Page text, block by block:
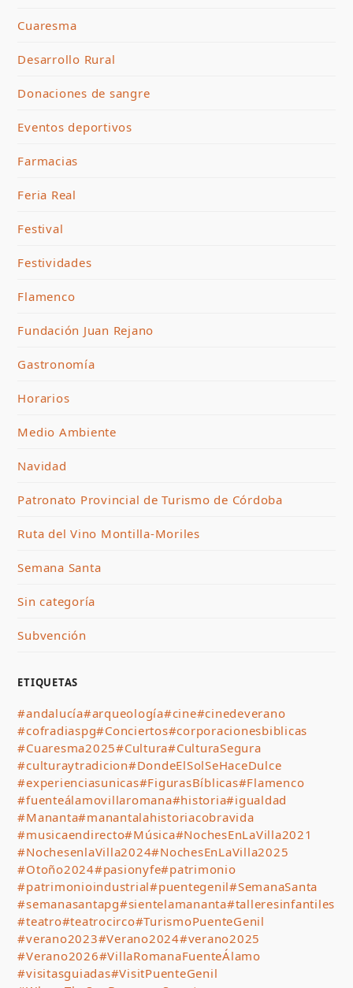
Cuaresma
Desarrollo Rural
Donaciones de sangre
Eventos deportivos
Farmacias
Feria Real
Festival
Festividades
Flamenco
Fundación Juan Rejano
Gastronomía
Horarios
Medio Ambiente
Navidad
Patronato Provincial de Turismo de Córdoba
Ruta del Vino Montilla-Moriles
Semana Santa
Sin categoría
Subvención
ETIQUETAS
#andalucía#arqueología#cine#cinedeverano
#cofradiaspg#Conciertos#corporacionesbiblicas
#Cuaresma2025#Cultura#CulturaSegura
#culturaytradicion#DondeElSolSeHaceDulce
#experienciasunicas#FigurasBíblicas#Flamenco
#fuenteálamovillaromana#historia#igualdad
#Mananta#manantalahistoriacobravida
#musicaendirecto#Música#NochesEnLaVilla2021
#NochesenlaVilla2024#NochesEnLaVilla2025
#Otoño2024#pasionyfe#patrimonio
#patrimonioindustrial#puentegenil#SemanaSanta
#semanasantapg#sientelamananta#talleresinfantiles
#teatro#teatrocirco#TurismoPuenteGenil
#verano2023#Verano2024#verano2025
#Verano2026#VillaRomanaFuenteÁlamo
#visitasguiadas#VisitPuenteGenil